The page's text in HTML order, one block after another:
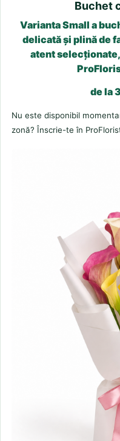
Buchet
Varianta Small a
delicată și plină de
atent
de la
Nu este disponibil
zonă? Înscrie-te în